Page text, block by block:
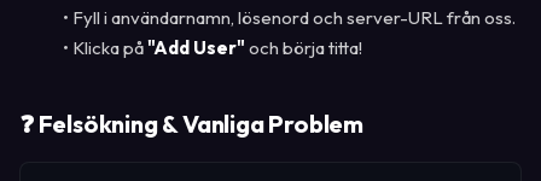
• Fyll i användarnamn, lösenord och server-URL från oss.
• Klicka på"Add User" och börja titta!
❓ Felsökning & Vanliga Problem